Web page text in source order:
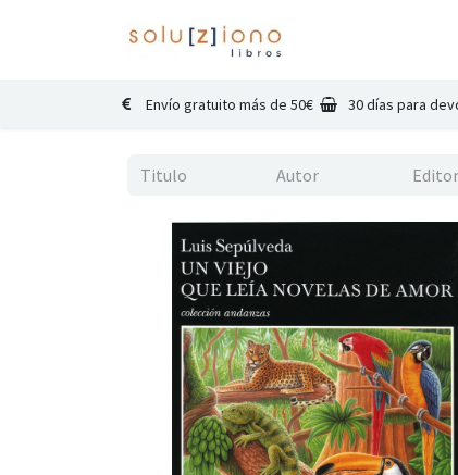
Envío gratuito más de 50€ 30 días para